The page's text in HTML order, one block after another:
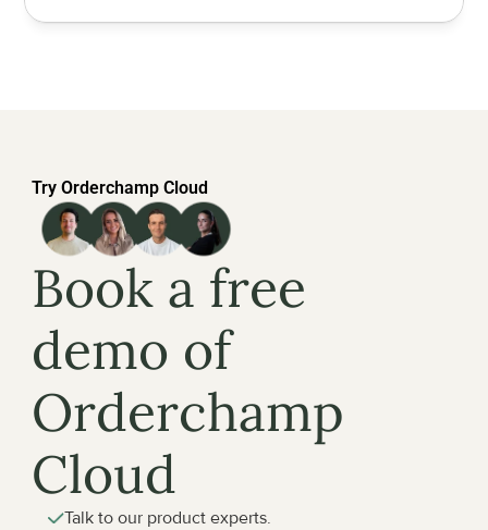
Try Orderchamp Cloud
Book a free
demo of
Orderchamp
Cloud
Talk to our product experts.